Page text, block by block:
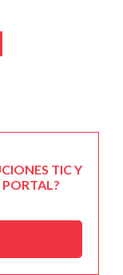
TIC Y
PORTAL?